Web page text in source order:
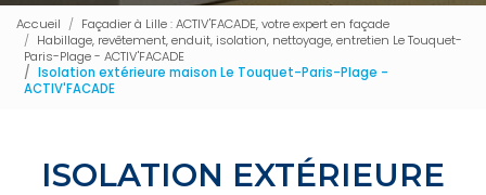
Accueil
Façadier à Lille : ACTIV'FACADE, votre expert en façade
Habillage, revêtement, enduit, isolation, nettoyage, entretien Le Touquet-
Paris-Plage - ACTIV'FACADE
Isolation extérieure maison Le Touquet-Paris-Plage -
ACTIV'FACADE
ISOLATION EXTÉRIEURE